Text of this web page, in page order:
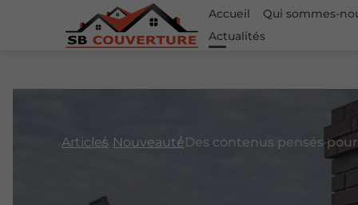
Accueil Qui sommes-
Actualités
Articles Nouveauté